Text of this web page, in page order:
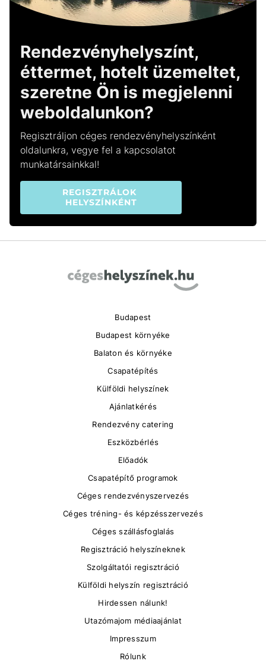
Rendezvényhelyszínt,
éttermet, hotelt üzemeltet,
szeretne Ön is megjelenni
weboldalunkon?
Regisztráljon céges rendezvényhelyszínként
oldalunkra, vegye fel a kapcsolatot
munkatársainkkal!
REGISZTRÁLOK
HELYSZÍNKÉNT
Budapest
Budapest környéke
Balaton és környéke
Csapatépítés
Külföldi helyszínek
Ajánlatkérés
Rendezvény catering
Eszközbérlés
Előadók
Csapatépítő programok
Céges rendezvényszervezés
Céges tréning- és képzésszervezés
Céges szállásfoglalás
Regisztráció helyszíneknek
Szolgáltatói regisztráció
Külföldi helyszín regisztráció
Hirdessen nálunk!
Utazómajom médiaajánlat
Impresszum
Rólunk